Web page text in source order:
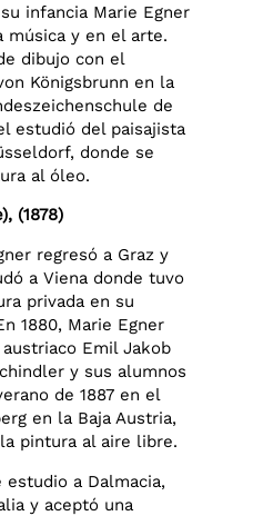
infancia Marie Egner
y en el arte.
dibujo con el
Königsbrunn en la
de
estudió del paisajista
donde se
al óleo.
(1878)
regresó a Graz y
a Viena donde tuvo
privada en su
1880, Marie Egner
Emil Jakob
y sus alumnos
de 1887 en el
en la Baja Austria,
pintura al aire libre.
estudio a Dalmacia,
y aceptó una